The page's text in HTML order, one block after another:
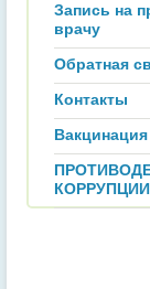
Запись на
врачу
Обратная
Контакты
Вакцинация
КОРРУПЦИИ